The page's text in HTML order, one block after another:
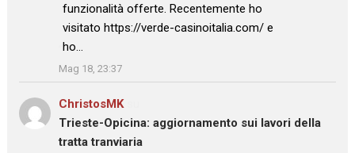
funzionalità offerte. Recentemente ho
visitato https://verde-casinoitalia.com/ e
ho…
”
Mag 18, 23:37
ChristosMKsu
Trieste-Opicina: aggiornamento sui lavori della
tratta tranviaria